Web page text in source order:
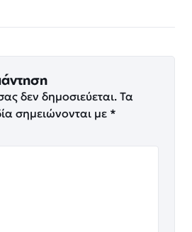
δεν δημοσιεύεται. Τα
σημειώνονται με *